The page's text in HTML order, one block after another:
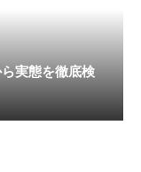
実態を徹底検